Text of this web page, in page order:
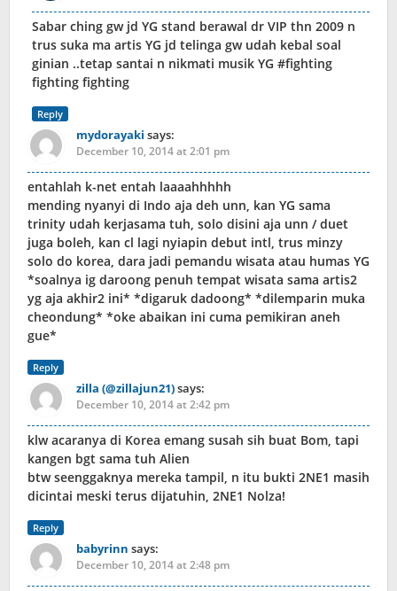
Sabar ching gw jd YG stand berawal dr VIP thn 2009 n
trus suka ma artis YG jd telinga gw udah kebal soal
ginian ..tetap santai n nikmati musik YG #fighting
fighting fighting
Reply
mydorayaki says:
December 10, 2014 at 2:01 pm
entahlah k-net entah laaaahhhhh
mending nyanyi di Indo aja deh unn, kan YG sama
trinity udah kerjasama tuh, solo disini aja unn / duet
juga boleh, kan cl lagi nyiapin debut intl, trus minzy
solo do korea, dara jadi pemandu wisata atau humas YG
*soalnya ig daroong penuh tempat wisata sama artis2
yg aja akhir2 ini* *digaruk dadoong* *dilemparin muka
cheondung* *oke abaikan ini cuma pemikiran aneh
gue*
Reply
zilla (@zillajun21)says:
December 10, 2014 at 2:42 pm
klw acaranya di Korea emang susah sih buat Bom, tapi
kangen bgt sama tuh Alien
btw seenggaknya mereka tampil, n itu bukti 2NE1 masih
dicintai meski terus dijatuhin, 2NE1 Nolza!
Reply
babyrinn says:
December 10, 2014 at 2:48 pm